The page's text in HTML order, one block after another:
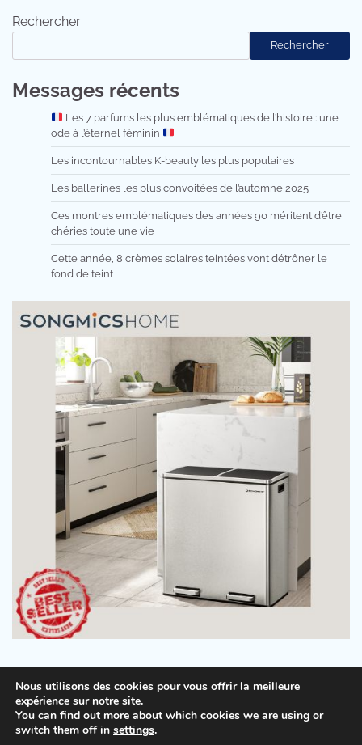
Rechercher
Rechercher
Messages récents
Les 7 parfums les plus emblématiques de l’histoire : une
ode à l’éternel féminin
Les incontournables K-beauty les plus populaires
Les ballerines les plus convoitées de l’automne 2025
Ces montres emblématiques des années 90 méritent d’être
chéries toute une vie
Cette année, 8 crèmes solaires teintées vont détrôner le
fond de teint
Copyright © 2026Beauty Tips
|
Nous utilisons des cookies pour vous offrir la meilleure
expérience sur notre site.
You can find out more about which cookies we are using or
switch them off in settings.